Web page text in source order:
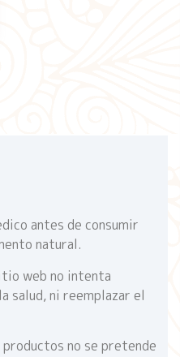
antes de consumir
natural.
web no intenta
salud, ni reemplazar el
no se pretende